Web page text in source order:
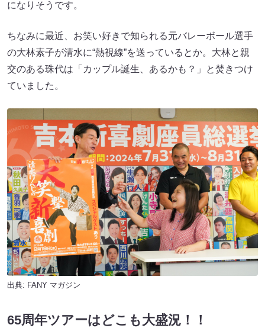
になりそうです。
ちなみに最近、お笑い好きで知られる元バレーボール選手
の大林素子が清水に“熱視線”を送っているとか。大林と親
交のある珠代は「カップル誕生、あるかも？」と焚きつけ
ていました。
出典: FANY マガジン
65周年ツアーはどこも大盛況！！